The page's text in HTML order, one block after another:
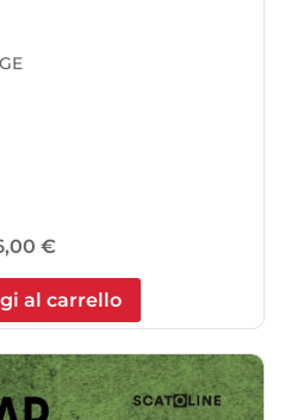
€
al carrello